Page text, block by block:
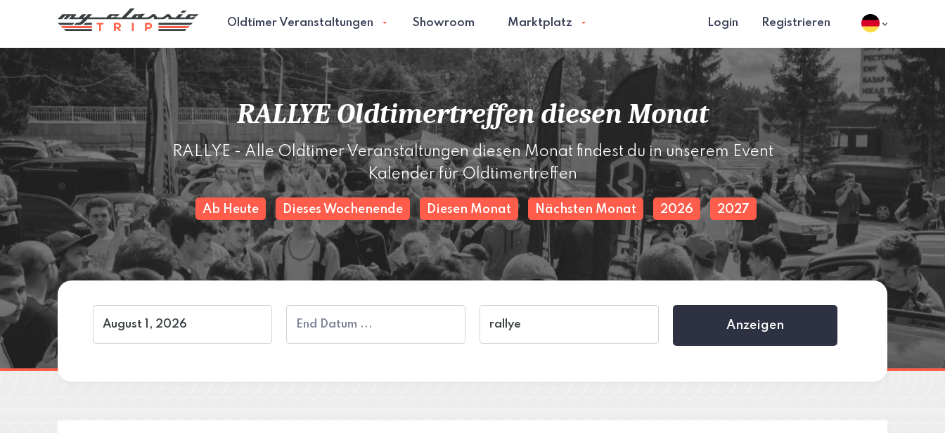
Oldtimer Veranstaltungen Showroom Marktplatz Login Registrieren
RALLYE Oldtimertreffen diesen Monat
RALLYE - Alle Oldtimer Veranstaltungen diesen Monat findest du in unserem Event
Kalender für Oldtimertreffen
Ab Heute Dieses Wochenende Diesen Monat Nächsten Monat 2026 2027
Anzeigen